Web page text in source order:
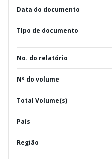
Data do documento
TIpo de documento
No. do relatório
Nº do volume
Total Volume(s)
País
Região